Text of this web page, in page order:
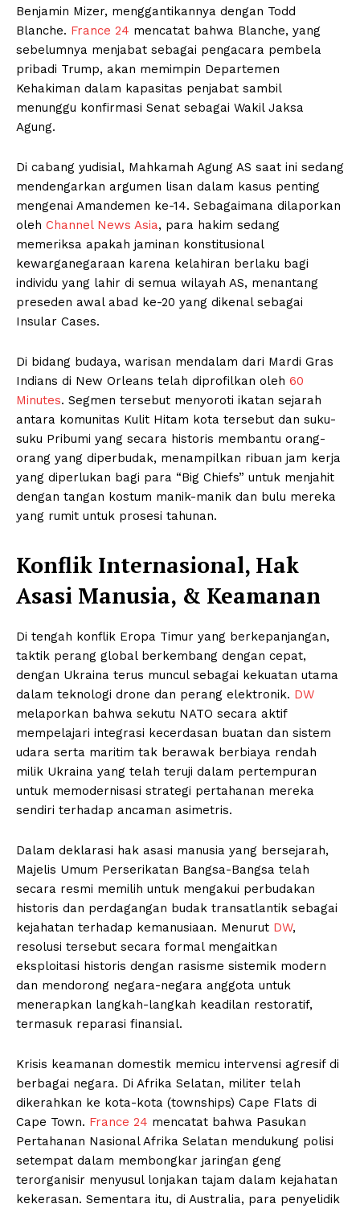
Benjamin Mizer, menggantikannya dengan Todd
Blanche. France 24 mencatat bahwa Blanche, yang
sebelumnya menjabat sebagai pengacara pembela
pribadi Trump, akan memimpin Departemen
Kehakiman dalam kapasitas penjabat sambil
menunggu konfirmasi Senat sebagai Wakil Jaksa
Agung.
Di cabang yudisial, Mahkamah Agung AS saat ini sedang
mendengarkan argumen lisan dalam kasus penting
mengenai Amandemen ke-14. Sebagaimana dilaporkan
oleh Channel News Asia, para hakim sedang
memeriksa apakah jaminan konstitusional
kewarganegaraan karena kelahiran berlaku bagi
individu yang lahir di semua wilayah AS, menantang
preseden awal abad ke-20 yang dikenal sebagai
Insular Cases.
Di bidang budaya, warisan mendalam dari Mardi Gras
Indians di New Orleans telah diprofilkan oleh 60
Minutes. Segmen tersebut menyoroti ikatan sejarah
antara komunitas Kulit Hitam kota tersebut dan suku-
suku Pribumi yang secara historis membantu orang-
orang yang diperbudak, menampilkan ribuan jam kerja
yang diperlukan bagi para “Big Chiefs” untuk menjahit
dengan tangan kostum manik-manik dan bulu mereka
yang rumit untuk prosesi tahunan.
Konflik Internasional, Hak
Asasi Manusia, & Keamanan
Di tengah konflik Eropa Timur yang berkepanjangan,
taktik perang global berkembang dengan cepat,
dengan Ukraina terus muncul sebagai kekuatan utama
dalam teknologi drone dan perang elektronik. DW
melaporkan bahwa sekutu NATO secara aktif
mempelajari integrasi kecerdasan buatan dan sistem
udara serta maritim tak berawak berbiaya rendah
milik Ukraina yang telah teruji dalam pertempuran
untuk memodernisasi strategi pertahanan mereka
sendiri terhadap ancaman asimetris.
Dalam deklarasi hak asasi manusia yang bersejarah,
Majelis Umum Perserikatan Bangsa-Bangsa telah
secara resmi memilih untuk mengakui perbudakan
historis dan perdagangan budak transatlantik sebagai
kejahatan terhadap kemanusiaan. Menurut DW,
resolusi tersebut secara formal mengaitkan
eksploitasi historis dengan rasisme sistemik modern
dan mendorong negara-negara anggota untuk
menerapkan langkah-langkah keadilan restoratif,
termasuk reparasi finansial.
Krisis keamanan domestik memicu intervensi agresif di
berbagai negara. Di Afrika Selatan, militer telah
dikerahkan ke kota-kota (townships) Cape Flats di
Cape Town. France 24 mencatat bahwa Pasukan
Pertahanan Nasional Afrika Selatan mendukung polisi
setempat dalam membongkar jaringan geng
terorganisir menyusul lonjakan tajam dalam kejahatan
kekerasan. Sementara itu, di Australia, para penyelidik